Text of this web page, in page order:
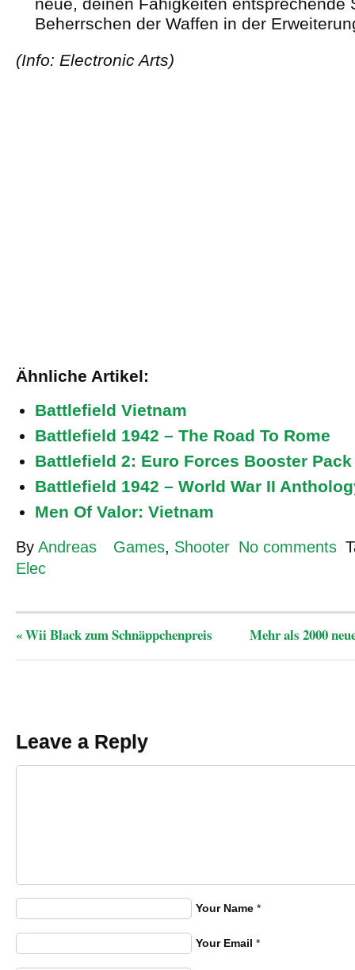
neue, deinen Fähigkeiten entsprechende
Beherrschen der Waffen in der
(Info: Electronic Arts)
Ähnliche Artikel:
Battlefield Vietnam
Battlefield 1942 – The Road To Rome
Battlefield 2: Euro Forces Booster Pack
Battlefield 1942 – World War II
Men Of Valor: Vietnam
By Andreas Games, Shooter No comments
Elec
«Wii Black zum Schnäppchenpreis Mehr als 2000
Leave a Reply
Your Name *
Your Email *